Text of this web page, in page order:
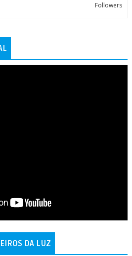
Followers
DA LUZ